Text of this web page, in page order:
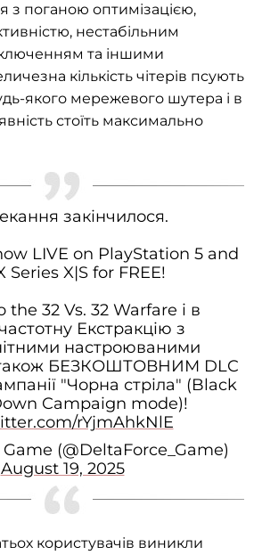
з поганою оптимізацією,
нестабільним
та іншими
кількість чітерів псують
якого мережевого шутера і в
стоїть максимально
закінчилося.
LIVE on PlayStation 5 and
Series X|S for FREE!
the 32 Vs. 32 Warfare і в
Екстракцію з
настроюваними
БЕЗКОШТОВНИМ DLC
"Чорна стріла" (Black
Campaign mode)!
rYjmAhkNlE
(@DeltaForce_Game)
August 19, 2025
користувачів виникли